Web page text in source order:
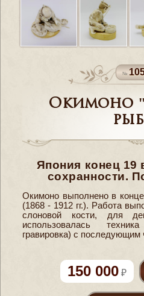
Окимоно
Япония конец 19
сохранности.
Окимоно выполнено в
(1868 - 1912 гг.). Работа
слоновой кости, для
использовалась
гравировка) с последующим
150 000